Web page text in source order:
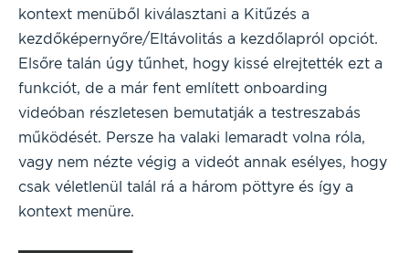
kontext menüből kiválasztani a Kitűzés a
kezdőképernyőre/Eltávolitás a kezdőlapról opciót.
Elsőre talán úgy tűnhet, hogy kissé elrejtették ezt a
funkciót, de a már fent említett onboarding
videóban részletesen bemutatják a testreszabás
működését. Persze ha valaki lemaradt volna róla,
vagy nem nézte végig a videót annak esélyes, hogy
csak véletlenül talál rá a három pöttyre és így a
kontext menüre.